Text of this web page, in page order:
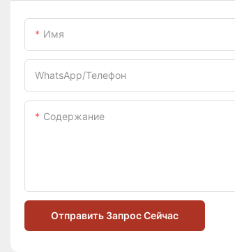
Имя
WhatsApp/телефон
Содержание
Отправить Запрос Сейчас